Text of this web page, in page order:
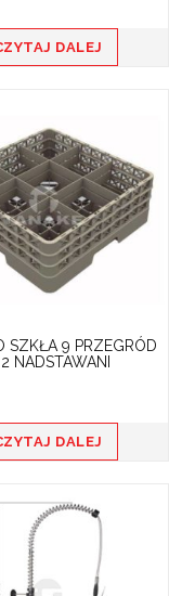
DALEJ
SZKŁA 9 PRZEGRÓD
NADSTAWANI
DALEJ